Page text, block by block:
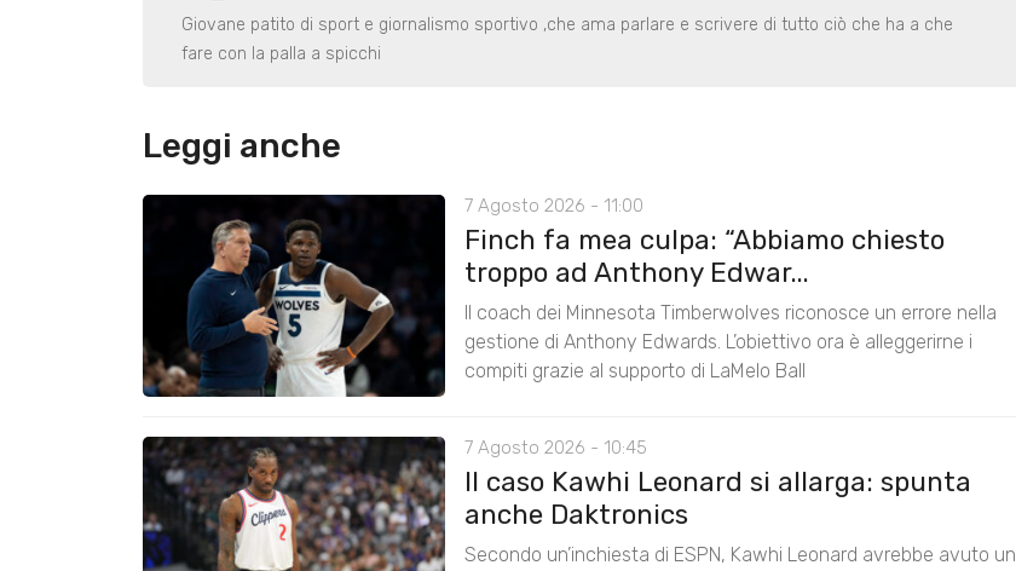
Giovane patito di sport e giornalismo sportivo ,che ama parlare e scrivere di tutto ciò che ha a che
fare con la palla a spicchi
Leggi anche
7 Agosto 2026 - 11:00
Finch fa mea culpa: “Abbiamo chiesto
troppo ad Anthony Edwar...
Il coach dei Minnesota Timberwolves riconosce un errore nella
gestione di Anthony Edwards. L’obiettivo ora è alleggerirne i
compiti grazie al supporto di LaMelo Ball
7 Agosto 2026 - 10:45
Il caso Kawhi Leonard si allarga: spunta
anche Daktronics
Secondo un’inchiesta di ESPN, Kawhi Leonard avrebbe avuto un